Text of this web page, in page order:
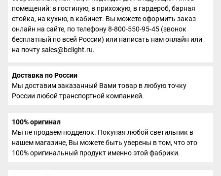
помещений: в гостиную, в прихожую, в гардероб, барная
стойка, на кухню, в кабинет. Вы можете оформить заказ
онлайн на сайте, по телефону 8-800-550-95-45 (звонок
бесплатный по всей России) или написать нам онлайн или
на почту sales@bclight.ru.
Доставка по России
Мы доставим заказанный Вами товар в любую точку
России любой транспортной компанией.
100% оригинал
Мы не продаем подделок. Покупая любой светильник в
нашем магазине, Вы можете быть уверены в том, что это
100% оригинальный продукт именно этой фабрики.